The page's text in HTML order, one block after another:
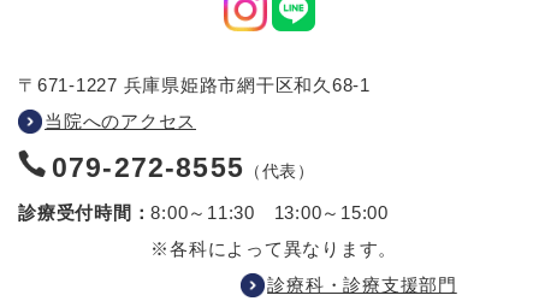
〒671-1227 兵庫県姫路市網干区和久68-1
当院へのアクセス
079-272-8555 （代表）
診療受付時間：8:00～11:30 13:00～15:00
※各科によって異なります。
診療科・診療支援部門